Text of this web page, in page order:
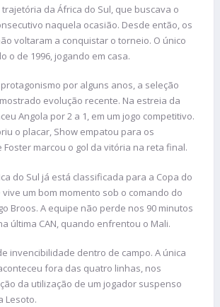
da África do Sul, que buscava o
naquela ocasião. Desde então, os
voltaram a conquistar o torneio. O único
o de 1996, jogando em casa.
por alguns anos, a seleção
evolução recente. Na estreia da
Angola por 2 a 1, em um jogo competitivo.
o placar, Show empatou para os
Foster marcou o gol da vitória na reta final.
do Sul já está classificada para a Copa do
vive um bom momento sob o comando do
Broos. A equipe não perde nos 90 minutos
última CAN, quando enfrentou o Mali.
invencibilidade dentro de campo. A única
fora das quatro linhas, nos
da utilização de um jogador suspenso
Lesoto.